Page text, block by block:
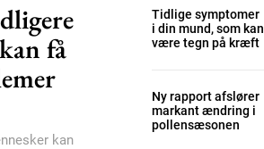
få
kan
Tidlige symptomer
i din mund, som kan
være tegn på kræft
Ny rapport afslører
markant ændring i
pollensæsonen